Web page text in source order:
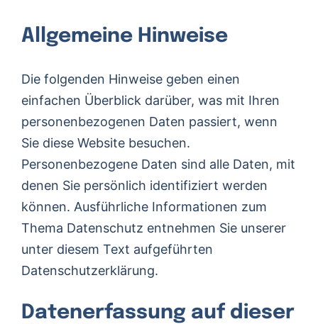
Buchen
Allgemeine Hinweise
Die folgenden Hinweise geben einen
einfachen Überblick darüber, was mit Ihren
personenbezogenen Daten passiert, wenn
Sie diese Website besuchen.
Personenbezogene Daten sind alle Daten, mit
denen Sie persönlich identifiziert werden
können. Ausführliche Informationen zum
Thema Datenschutz entnehmen Sie unserer
unter diesem Text aufgeführten
Datenschutzerklärung.
Datenerfassung auf dieser